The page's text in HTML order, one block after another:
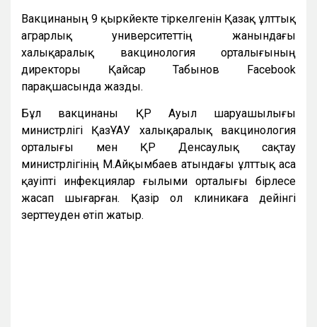
Вакцинаның 9 қыркүйекте тіркелгенін Қазақ ұлттық
аграрлық университеттің жанындағы
халықаралық вакцинология орталығының
директоры Қайсар Табынов Facebook
парақшасында жазды.
Бұл вакцинаны ҚР Ауыл шаруашылығы
министрлігі ҚазҰАУ халықаралық вакцинология
орталығы мен ҚР Денсаулық сақтау
министрлігінің М.Айқымбаев атындағы ұлттық аса
қауіпті инфекциялар ғылыми орталығы бірлесе
жасап шығарған. Қазір ол клиникаға дейінгі
зерттеуден өтіп жатыр.